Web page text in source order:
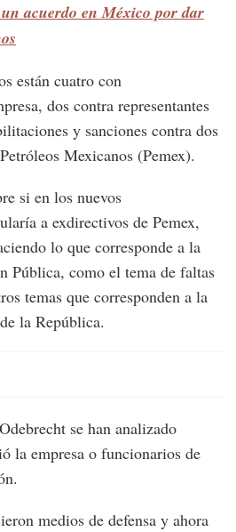
acuerdo en México por dar
están cuatro con
dos contra representantes
y sanciones contra dos
Mexicanos (Pemex).
si en los nuevos
a exdirectivos de Pemex,
lo que corresponde a la
Pública, como el tema de faltas
temas que corresponden a la
la República.
se han analizado
la empresa o funcionarios de
medios de defensa y ahora